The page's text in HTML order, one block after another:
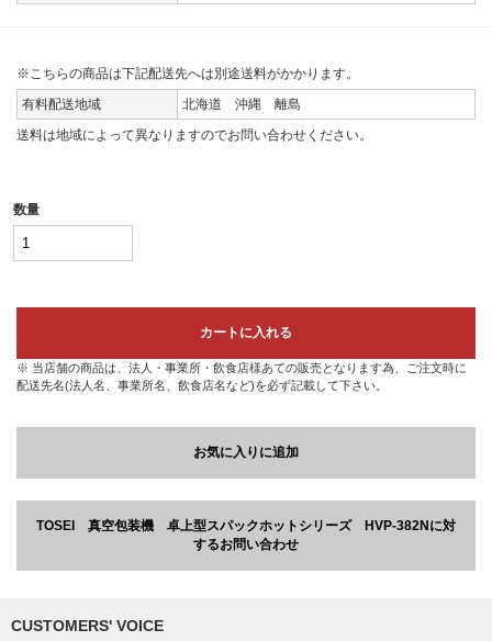
※こちらの商品は下記配送先へは別途送料がかかります。
有料配送地域
北海道 沖縄 離島
送料は地域によって異なりますのでお問い合わせください。
数量
カートに入れる
※ 当店舗の商品は、法人・事業所・飲食店様あての販売となります為、ご注文時に
配送先名(法人名、事業所名、飲食店名など)を必ず記載して下さい。
お気に入りに追加
TOSEI 真空包装機 卓上型スパックホットシリーズ HVP-382Nに対
するお問い合わせ
CUSTOMERS' VOICE